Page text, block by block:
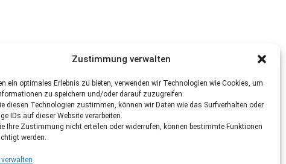
Zustimmung verwalten
ein optimales Erlebnis zu bieten, verwenden wir Technologien wie Cookies, um
zu speichern und/oder darauf zuzugreifen.
diesen Technologien zustimmen, können wir Daten wie das Surfverhalten oder
IDs auf dieser Website verarbeiten.
Ihre Zustimmung nicht erteilen oder widerrufen, können bestimmte Funktionen
werden.
verwalten